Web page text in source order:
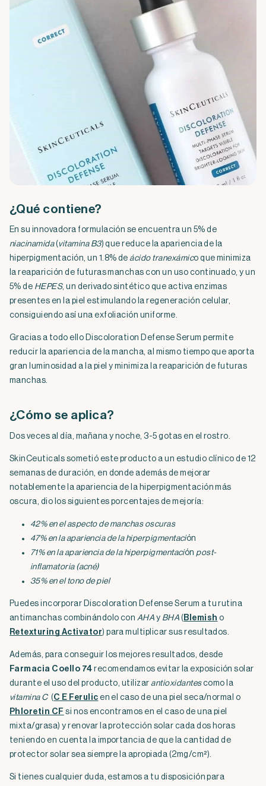
¿Qué contiene?
En su innovadora formulación se encuentra un 5% de
niacinamida( vitamina B3) que reduce la apariencia de la
hiperpigmentación, un 1.8% deácido tranexámico que minimiza
la reaparición de futuras manchas con un uso continuado, y un
5% de HEPES, un derivado sintético que activa enzimas
presentes en la piel estimulando la regeneración celular,
consiguiendo así una exfoliación uniforme.
Gracias a todo ello Discoloration Defense Serum permite
reducir la apariencia de la mancha, al mismo tiempo que aporta
gran luminosidad a la piel y minimiza la reaparición de futuras
manchas.
¿Cómo se aplica?
Dos veces al día, mañana y noche, 3-5 gotas en el rostro.
SkinCeuticals sometió este producto a un estudio clínico de 12
semanas de duración, en donde además de mejorar
notablemente la apariencia de la hiperpigmentación más
oscura, dio los siguientes porcentajes de mejoría:
42% en el aspecto de manchas oscuras
47% en la apariencia de la hiperpigmentación
71% en la apariencia de la hiperpigmentación post-
inflamatoria (acné)
35% en el tono de piel
Puedes incorporar Discoloration Defense Serum a tu rutina
antimanchas combinándolo con AHA y BHA ( Blemish o
Retexturing Activator) para multiplicar sus resultados.
Además, para conseguir los mejores resultados, desde
Farmacia Coello 74 recomendamos evitar la exposición solar
durante el uso del producto, utilizarantioxidantescomo la
vitamina C(C E Ferulic en el caso de una piel seca/normal o
Phloretin CF si nos encontramos en el caso de una piel
mixta/grasa) y renovar la protección solar cada dos horas
teniendo en cuenta la importancia de que la cantidad de
protector solar sea siempre la apropiada (2mg/cm²).
Si tienes cualquier duda, estamos a tu disposición para